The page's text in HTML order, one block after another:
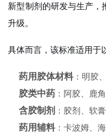
新型制剂的研发与生产，
升级。
具体而言，该标准适用于
药用胶体材料 ：明胶
胶类中药 ：阿胶、鹿
含胶制剂 ：胶剂、软
药用辅料 ：卡波姆、